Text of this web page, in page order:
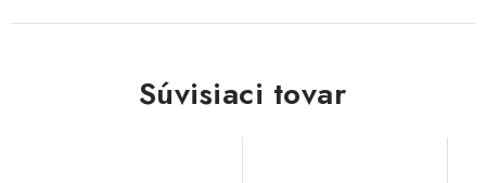
Súvisiaci tovar